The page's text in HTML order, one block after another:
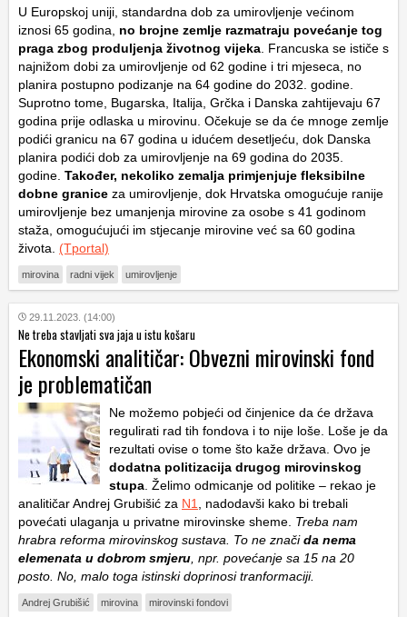
U Europskoj uniji, standardna dob za umirovljenje većinom
iznosi 65 godina,
no brojne zemlje razmatraju povećanje tog
praga zbog produljenja životnog vijeka . Francuska se ističe s
najnižom dobi za umirovljenje od 62 godine i tri mjeseca, no
planira postupno podizanje na 64 godine do 2032. godine.
Suprotno tome, Bugarska, Italija, Grčka i Danska zahtijevaju 67
godina prije odlaska u mirovinu. Očekuje se da će mnoge zemlje
podići granicu na 67 godina u idućem desetljeću, dok Danska
planira podići dob za umirovljenje na 69 godina do 2035.
godine. Također, nekoliko zemalja primjenjuje fleksibilne
dobne granice za umirovljenje, dok Hrvatska omogućuje ranije
umirovljenje bez umanjenja mirovine za osobe s 41 godinom
staža, omogućujući im stjecanje mirovine već sa 60 godina
života. (Tportal)
mirovina radni vijek umirovljenje
29.11.2023. (14:00)
Ne treba stavljati sva jaja u istu košaru
Ekonomski analitičar: Obvezni mirovinski fond
je problematičan
Ne možemo pobjeći od činjenice da će država
regulirati rad tih fondova i to nije loše. Loše je da
rezultati ovise o tome što kaže država. Ovo je
dodatna politizacija drugog mirovinskog
stupa . Želimo odmicanje od politike – rekao je
analitičar Andrej Grubišić za N1
, nadodavši kako bi trebali
povećati ulaganja u privatne mirovinske sheme. Treba nam
hrabra reforma mirovinskog sustava. To ne značida nema
elemenata u dobrom smjeru , npr. povećanje sa 15 na 20
posto. No, malo toga istinski doprinosi tranformaciji.
Andrej Grubišić mirovina mirovinski fondovi